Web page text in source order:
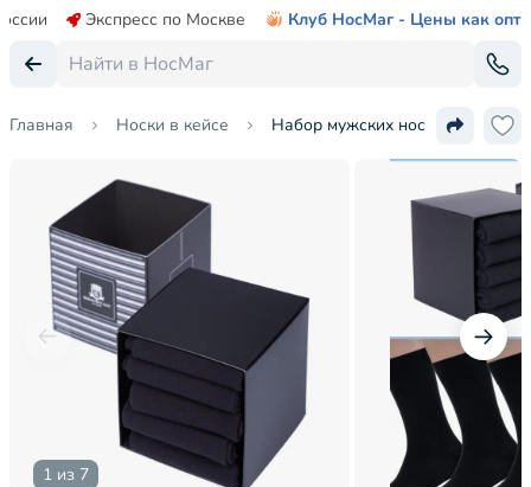
Экспресс по Москве Клуб НосМаг - Цены как опт
Главная Носки в кейсе Набор мужских носков из
1 из 7